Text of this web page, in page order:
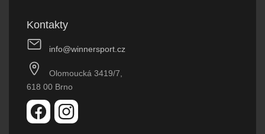
Kontakty
info@winnersport.cz
Olomoucká 3419/7,
618 00 Brno